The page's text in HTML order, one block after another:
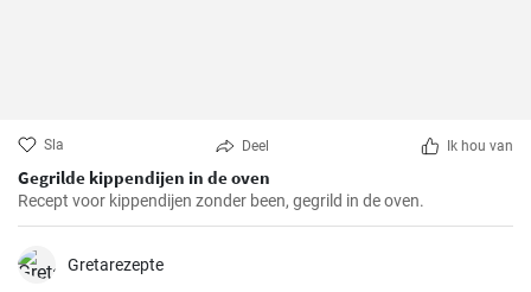
Sla Deel Ik hou van
Gegrilde kippendijen in de oven
Recept voor kippendijen zonder been, gegrild in de oven.
Gretarezepte